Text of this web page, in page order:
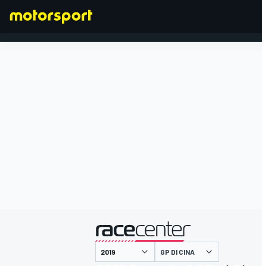
presentato da
GP DI CINA